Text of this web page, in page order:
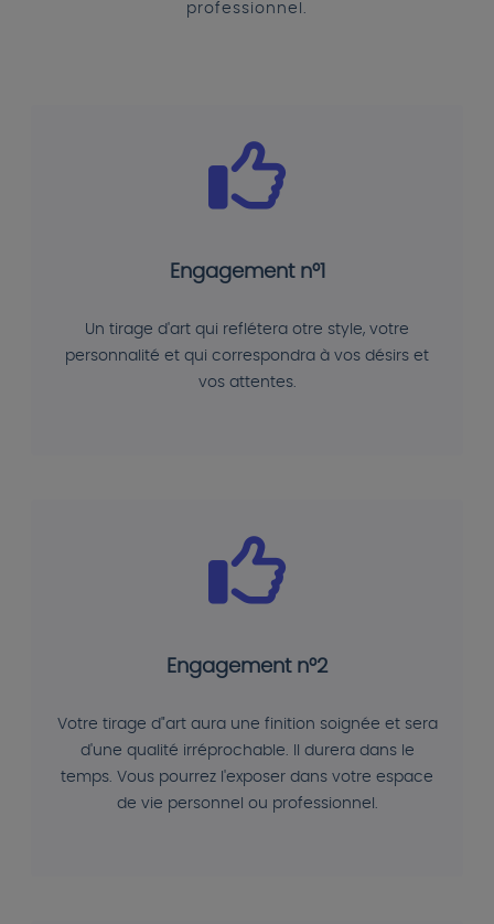
professionnel.
Engagement n°1
Un tirage d'art qui reflétera otre style, votre
personnalité et qui correspondra à vos désirs et
vos attentes.
Engagement n°2
Votre tirage d"art aura une finition soignée et sera
d'une qualité irréprochable. Il durera dans le
temps. Vous pourrez l'exposer dans votre espace
de vie personnel ou professionnel.